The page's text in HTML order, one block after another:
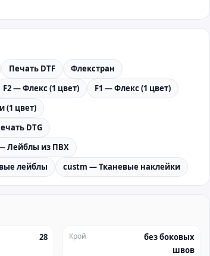
Печать DTF
Флекстран
F2 — Флекс (1 цвет)
F1 — Флекс (1 цвет)
(1 цвет)
DTG
Лейблы из ПВХ
лейблы custm — Тканевые наклейки
28 Крой
без боковых
швов